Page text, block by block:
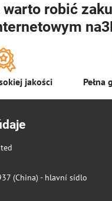
warto robić
jakości Pełna
(China) - hlavní sídlo